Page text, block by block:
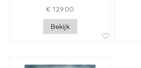
€ 129.00
Bekijk